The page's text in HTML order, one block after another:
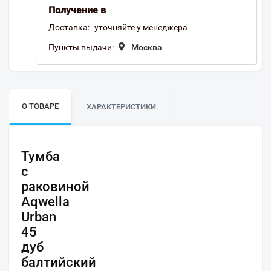
Получение в
Доставка: уточняйте у менеджера
Пункты выдачи: Москва
О ТОВАРЕ ХАРАКТЕРИСТИКИ
Тумба
с
раковиной
Aqwella
Urban
45
дуб
балтийский